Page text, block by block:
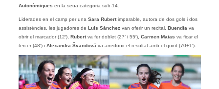
Autonòmiques en la seua categoria sub-14.
Liderades en el camp per una Sara Rubertimparable, autora de dos gols i dos
assistències, les jugadores de Luis Sánchezvan oferir un recital. Buendía va
obrir el marcador (12′), Rubertva fer doblet (27′ i 55′), Carmen Matas va ficar el
tercer (48′) i Alexandra Švandová va arredonir el resultat amb el quint (70+1′).